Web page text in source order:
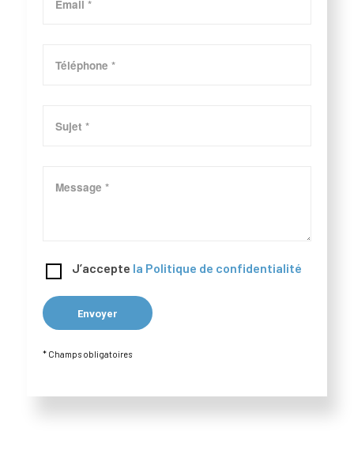
J’accepte la Politique de confidentialité
* Champs obligatoires